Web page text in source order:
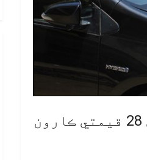
ويب ڊيسڪ: جرمني ۾ هڪ ماڻهو حادثاتي طور تي 28 قيمتي ڪارون